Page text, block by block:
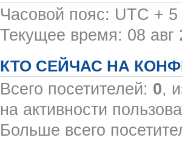
Часовой пояс: UTC + 5
Текущее время: 08 авг
КТО СЕЙЧАС НА
Всего посетителей: 0,
на активности
Больше всего